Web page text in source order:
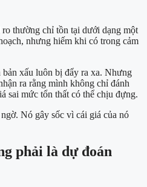
thường chỉ tồn tại dưới dạng một
nhưng hiếm khi có trong cảm
xấu luôn bị đẩy ra xa. Nhưng
ra rằng mình không chỉ đánh
sai mức tổn thất có thể chịu đựng.
Nó gây sốc vì cái giá của nó
phải là dự đoán